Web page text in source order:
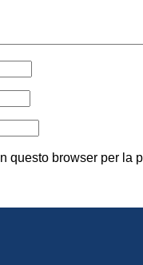
questo browser per la